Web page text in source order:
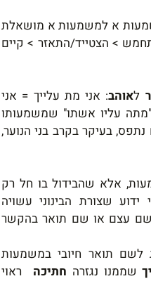
א למשמעות א מושאלת
> הצטייד/התאזר > קיים
לאוהב: אני מת עלייך = אני
"מתה עליו אשתו" שמשמעותו
בעיקר בקרב בני הנוער,
אלא שהבידול בו חל רק
ידוע שצורת הבינוני עשויה
עצם או שם תואר בהקשר
לשם תואר חיובי במשמעות
שממנו נגזרה חתיכה ראוי